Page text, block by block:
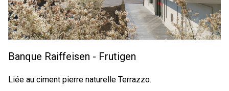
Banque Raiffeisen - Frutigen
Liée au ciment pierre naturelle Terrazzo.